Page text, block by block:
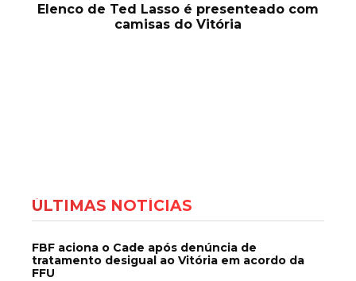
Elenco de Ted Lasso é presenteado com
camisas do Vitória
ÚLTIMAS NOTÍCIAS
FBF aciona o Cade após denúncia de
tratamento desigual ao Vitória em acordo da
FFU